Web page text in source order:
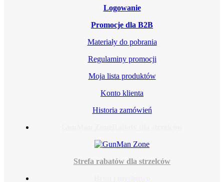
Logowanie
Promocje dla B2B
Materiały do pobrania
Regulaminy promocji
Moja lista produktów
Konto klienta
Historia zamówień
Strefa rabatów dla strzelców